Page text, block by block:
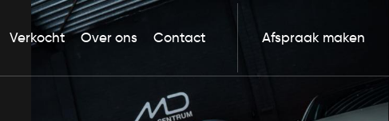
Verkocht Over ons Contact Afspraak maken